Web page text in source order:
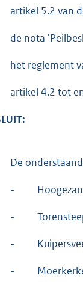
artikel 5.2 van
de nota
het reglement
artikel 4.2 tot
De
-
-
-
-